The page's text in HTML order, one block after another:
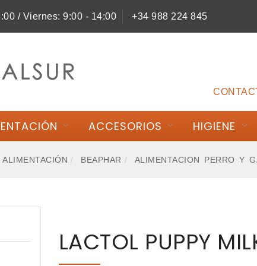
/ Viernes: 9:00 - 14:00 +34 988 224 845
ACCESORIOS HIGIENE
ALIMENTACIÓN BEAPHAR ALIMENTACION PERRO Y
LACTOL PUPPY